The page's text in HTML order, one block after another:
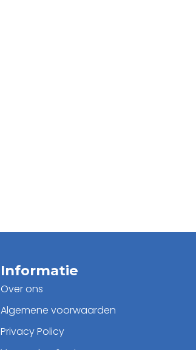
Informatie
Over ons
Algemene voorwaarden
Privacy Policy